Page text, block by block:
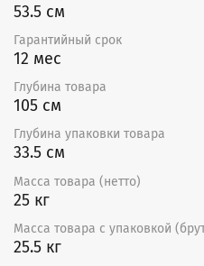
между ними
технологии Minipleat.
производительностью, что
энергозатраты благодаря
сопротивленю воздуха и
количества фильтров на
Фильтр утилизируется
мусоросжигательных
53.5 см
Гарантийный срок
12 мес
Глубина товара
105 см
Глубина упаковки товара
33.5 см
Масса товара (нетто)
25 кг
Масса товара с упаковкой
25.5 кг